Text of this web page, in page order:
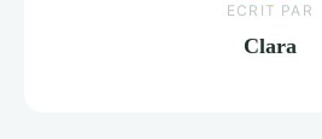
ECRIT PAR
Clara